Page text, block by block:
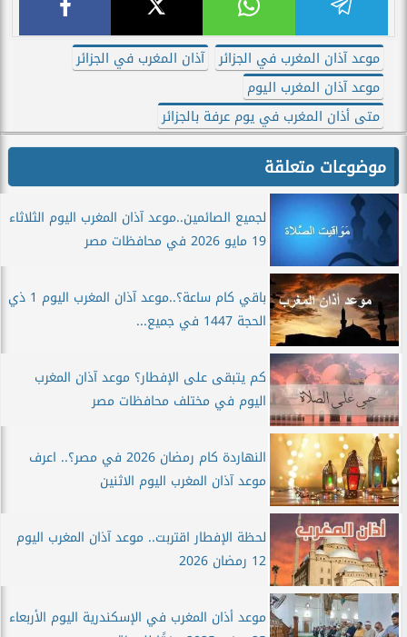
موعد آذان المغرب في الجزائر آذان المغرب في الجزائر
موعد آذان المغرب اليوم
متى أذان المغرب في يوم عرفة بالجزائر
موضوعات متعلقة
لجميع الصائمين..موعد آذان المغرب اليوم الثلاثاء
19 مايو 2026 في محافظات مصر
باقي كام ساعة؟..موعد آذان المغرب اليوم 1 ذي
الحجة 1447 في جميع...
كم يتبقى على الإفطار؟ موعد آذان المغرب
اليوم في مختلف محافظات مصر
النهاردة كام رمضان 2026 في مصر؟.. اعرف
موعد آذان المغرب اليوم الاثنين
لحظة الإفطار اقتربت.. موعد آذان المغرب اليوم
12 رمضان 2026
موعد أذان المغرب في الإسكندرية اليوم الأربعاء